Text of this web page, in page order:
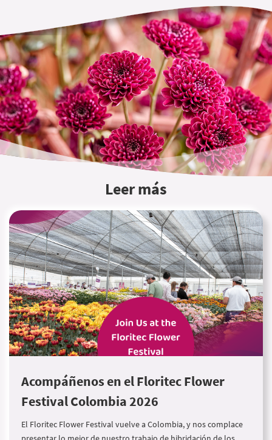
Leer más
Acompáñenos en el Floritec Flower
Festival Colombia 2026
El Floritec Flower Festival vuelve a Colombia, y nos complace